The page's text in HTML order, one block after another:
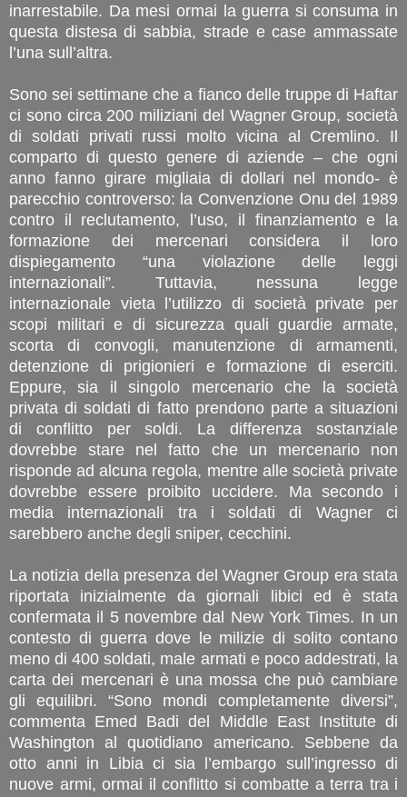
inarrestabile. Da mesi ormai la guerra si consuma in
questa distesa di sabbia, strade e case ammassate
l’una sull’altra.
Sono sei settimane che a fianco delle truppe di Haftar
ci sono circa 200 miliziani del Wagner Group, società
di soldati privati russi molto vicina al Cremlino. Il
comparto di questo genere di aziende – che ogni
anno fanno girare migliaia di dollari nel mondo- è
parecchio controverso: la Convenzione Onu del 1989
contro il reclutamento, l’uso, il finanziamento e la
formazione dei mercenari considera il loro
dispiegamento “una violazione delle leggi
internazionali”. Tuttavia, nessuna legge
internazionale vieta l’utilizzo di società private per
scopi militari e di sicurezza quali guardie armate,
scorta di convogli, manutenzione di armamenti,
detenzione di prigionieri e formazione di eserciti.
Eppure, sia il singolo mercenario che la società
privata di soldati di fatto prendono parte a situazioni
di conflitto per soldi. La differenza sostanziale
dovrebbe stare nel fatto che un mercenario non
risponde ad alcuna regola, mentre alle società private
dovrebbe essere proibito uccidere. Ma secondo i
media internazionali tra i soldati di Wagner ci
sarebbero anche degli sniper, cecchini.
La notizia della presenza del Wagner Group era stata
riportata inizialmente da giornali libici ed è stata
confermata il 5 novembre dal New York Times. In un
contesto di guerra dove le milizie di solito contano
meno di 400 soldati, male armati e poco addestrati, la
carta dei mercenari è una mossa che può cambiare
gli equilibri. “Sono mondi completamente diversi”,
commenta Emed Badi del Middle East Institute di
Washington al quotidiano americano. Sebbene da
otto anni in Libia ci sia l’embargo sull’ingresso di
nuove armi, ormai il conflitto si combatte a terra tra i